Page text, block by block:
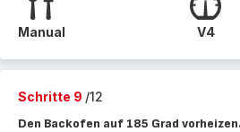
Manual V4
Schritte 9 /12
Den Backofen auf 185 Grad vorheizen.